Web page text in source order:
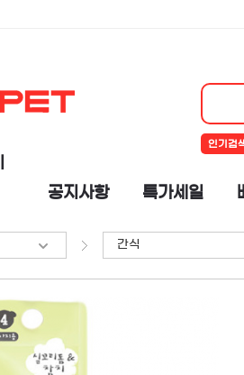
인기검
공지사항 특가세일
간식